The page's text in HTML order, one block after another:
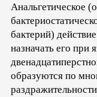
Анальгетическое
бактерий)
назначать его при
образуются по